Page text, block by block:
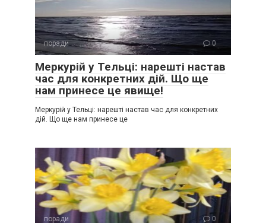
поради 0
Меркурій у Тельці: нарешті настав
час для конкретних дій. Що ще
нам принесе це явище!
Меркурій у Тельці: нарешті настав час для конкретних
дій. Що ще нам принесе це
поради 0